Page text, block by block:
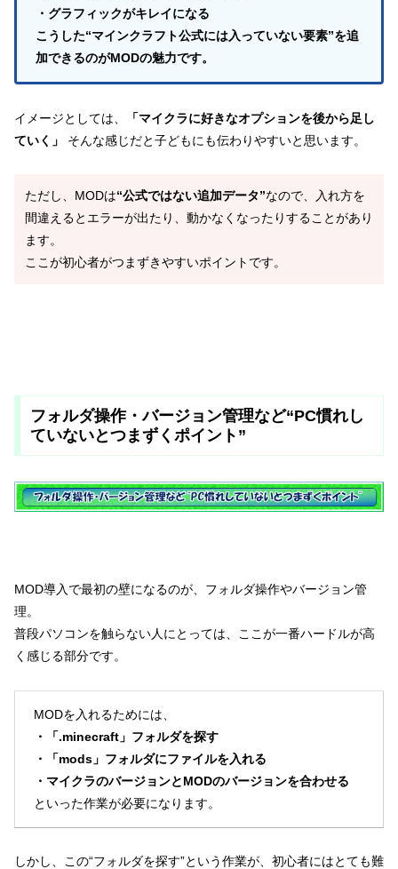
・グラフィックがキレイになる
こうした“マインクラフト公式には入っていない要素”を追
加できるのがMODの魅力です。
イメージとしては、
「マイクラに好きなオプションを後から足し
ていく」
そんな感じだと子どもにも伝わりやすいと思います。
ただし、MODは“公式ではない追加データ”なので、入れ方を
間違えるとエラーが出たり、動かなくなったりすることがあり
ます。
ここが初心者がつまずきやすいポイントです。
フォルダ操作・バージョン管理など“PC慣れし
ていないとつまずくポイント”
MOD導入で最初の壁になるのが、フォルダ操作やバージョン管
理。
普段パソコンを触らない人にとっては、ここが一番ハードルが高
く感じる部分です。
MODを入れるためには、
・「.minecraft」フォルダを探す
・「mods」フォルダにファイルを入れる
・マイクラのバージョンとMODのバージョンを合わせる
といった作業が必要になります。
しかし、この“フォルダを探す”という作業が、初心者にはとても難